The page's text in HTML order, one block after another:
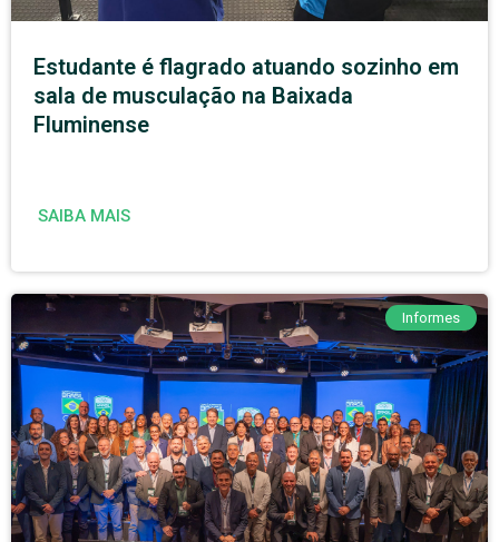
Estudante é flagrado atuando sozinho em
sala de musculação na Baixada
Fluminense
SAIBA MAIS
Informes